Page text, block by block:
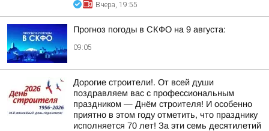
Вчера, 19:55
Прогноз погоды в СКФО на 9 августа:
09:05
Дорогие строители!. От всей души
поздравляем вас с профессиональным
праздником — Днём строителя! И особенно
приятно в этом году отметить, что празднику
исполняется 70 лет! За эти семь десятилетий